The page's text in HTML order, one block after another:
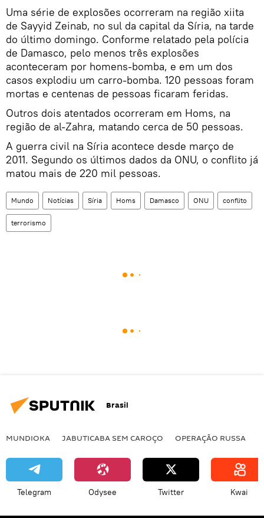
Uma série de explosões ocorreram na região xiita
de Sayyid Zeinab, no sul da capital da Síria, na tarde
do último domingo. Conforme relatado pela polícia
de Damasco, pelo menos três explosões
aconteceram por homens-bomba, e em um dos
casos explodiu um carro-bomba. 120 pessoas foram
mortas e centenas de pessoas ficaram feridas.
Outros dois atentados ocorreram em Homs, na
região de al-Zahra, matando cerca de 50 pessoas.
A guerra civil na Síria acontece desde março de
2011. Segundo os últimos dados da ONU, o conflito já
matou mais de 220 mil pessoas.
Mundo Notícias Síria Homs Damasco ONU conflito
terrorismo
Brasil
MUNDIOKA JABUTICABA SEM CAROÇO OPERAÇÃO RUSSA
Telegram Odysee Twitter Kwai